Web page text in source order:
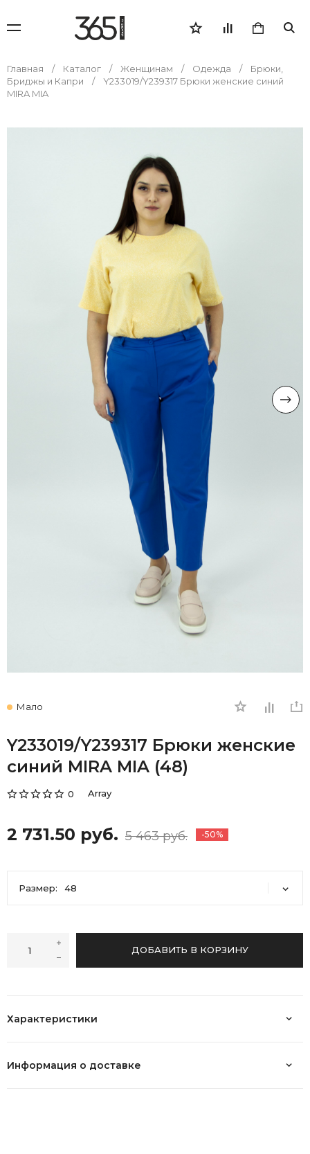
Главная Каталог Женщинам Одежда
Брюки,
Бриджы и Капри
Y233019/Y239317 Брюки женские синий
MIRA MIA
Мало
Y233019/Y239317 Брюки женские
синий MIRA MIA (48)
0 Array
2 731.50 руб. 5 463 руб. -50%
Размер: 48
ДОБАВИТЬ В КОРЗИНУ
Характеристики
Информация о доставке